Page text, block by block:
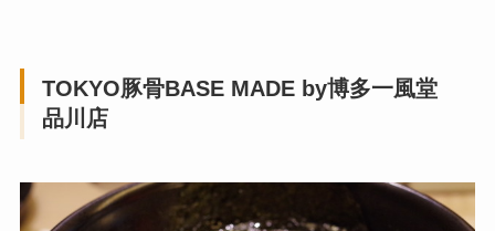
TOKYO豚骨BASE MADE by博多一風堂
品川店